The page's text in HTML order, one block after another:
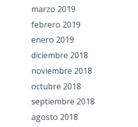
marzo 2019
febrero 2019
enero 2019
diciembre 2018
noviembre 2018
octubre 2018
septiembre 2018
agosto 2018